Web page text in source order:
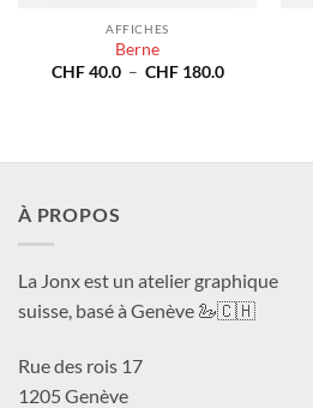
AFFICHES
Berne
CHF40.0 – CHF180.0Plage
À PROPOS
La Jonx est un atelier graphique
suisse, basé à Genève 🦢🇨🇭
Rue des rois 17
1205 Genève